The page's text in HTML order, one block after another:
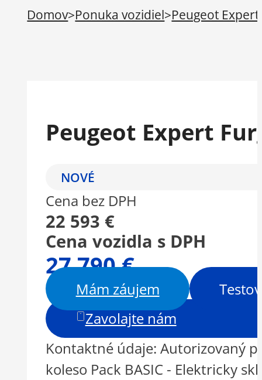
Domov>Ponuka vozidiel>Peugeot
Peugeot Expert
NOVÉ
Cena bez DPH
22 593 €
Cena vozidla s DPH
27 790 €
Mám záujem
Zavolajte nám
Kontaktné údaje: Autorizovaný
koleso Pack BASIC - Elektricky